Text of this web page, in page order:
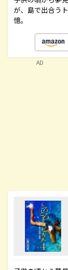
が、島で出合う
憶。
AD